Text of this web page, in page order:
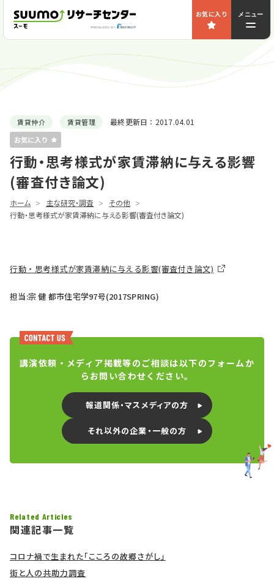
お気に入り メニュー
賃貸仲介 賃貸管理 最終更新日： 2017.04.01
行動・思考様式が家賃滞納に与える影響
(審査付き論文)
ホーム 主な研究・調査
その他
行動・思考様式が家賃滞納に与える影響(審査付き論文)
行動・思考様式が家賃滞納に与える影響(審査付き論文)
担当:宗 健 都市住宅学97号(2017SPRING)
講演依頼・メディア掲載等のご相談は以下のフォームか
らお問い合わせください。
報道関係・マスメディアの方
それ以外の企業・一般の方
Related Articles
関連記事一覧
コロナ禍で生まれた「こころの故郷さがし」
街と人の共助力調査